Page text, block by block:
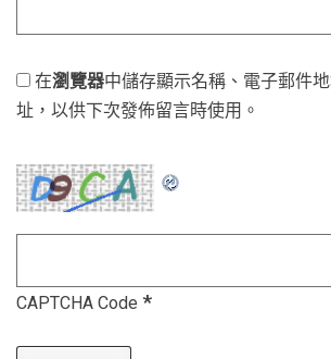
在瀏覽器中儲存顯示名稱、電子郵件
址，以供下次發佈留言時使用。
CAPTCHA Code *